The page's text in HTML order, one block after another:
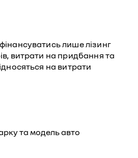
лише лізинг
витрати на придбання та
на витрати
та модель авто